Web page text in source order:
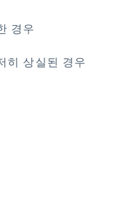
경우
히 상실된 경우